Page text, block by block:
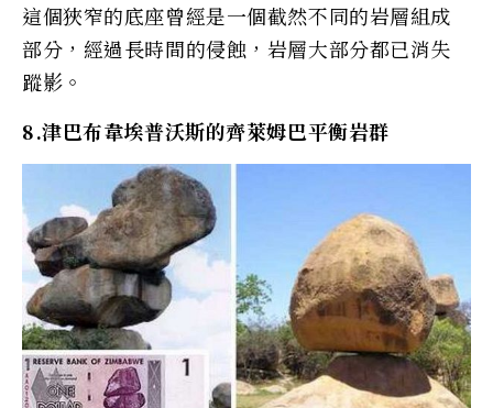
這個狹窄的底座曾經是一個截然不同的岩層組成
部分，經過長時間的侵蝕，岩層大部分都已消失
蹤影。
8.津巴布韋埃普沃斯的齊萊姆巴平衡岩群